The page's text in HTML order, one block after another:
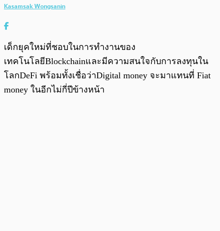
Kasamsak Wongsanin
เด็กยุคใหม่ที่ชอบในการทำงานของ
เทคโนโลยีBlockchainและมีความสนใจกับการลงทุนใน
โลกDeFi พร้อมทั้งเชื่อว่าDigital money จะมาแทนที่ Fiat
money ในอีกไม่กี่ปีข้างหน้า